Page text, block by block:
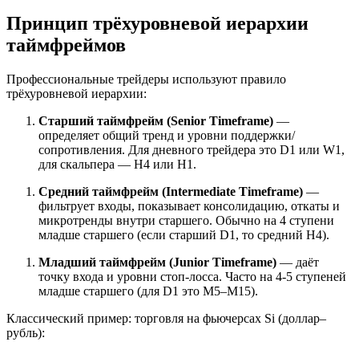
Принцип трёхуровневой иерархии
таймфреймов
Профессиональные трейдеры используют правило
трёхуровневой иерархии:
Старший таймфрейм (Senior Timeframe) —
определяет общий тренд и уровни поддержки/
сопротивления. Для дневного трейдера это D1 или W1,
для скальпера — H4 или H1.
Средний таймфрейм (Intermediate Timeframe) —
фильтрует входы, показывает консолидацию, откаты и
микротренды внутри старшего. Обычно на 4 ступени
младше старшего (если старший D1, то средний H4).
Младший таймфрейм (Junior Timeframe) — даёт
точку входа и уровни стоп-лосса. Часто на 4-5 ступеней
младше старшего (для D1 это M5–M15).
Классический пример: торговля на фьючерсах Si (доллар–
рубль):